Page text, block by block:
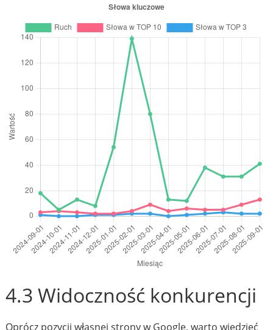
4.3 Widoczność konkurencji
Oprócz pozycji własnej strony w Google, warto wiedzieć